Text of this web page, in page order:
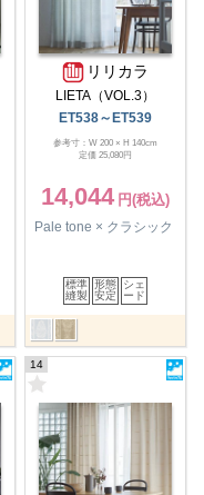
リリカラ
LIETA（VOL.3）
ET538～ET539
参考寸：W 200 × H 140cm
定価 25,080円
14,044
Pale tone × クラシック
標準
縫製
形態
安定
シェ
ード
14